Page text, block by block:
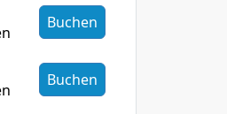
Buchen
Buchen